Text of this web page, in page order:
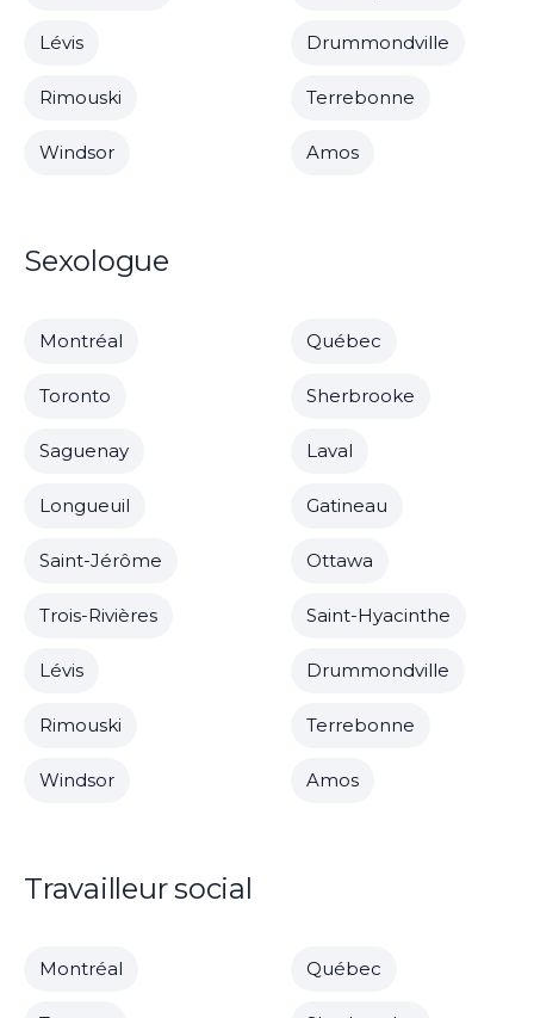
Lévis Drummondville
Rimouski Terrebonne
Windsor Amos
Sexologue
Montréal Québec
Toronto Sherbrooke
Saguenay Laval
Longueuil Gatineau
Saint-Jérôme Ottawa
Trois-Rivières Saint-Hyacinthe
Lévis Drummondville
Rimouski Terrebonne
Windsor Amos
Travailleur social
Montréal Québec